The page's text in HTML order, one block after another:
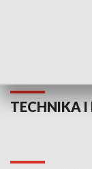
TECHNIKA